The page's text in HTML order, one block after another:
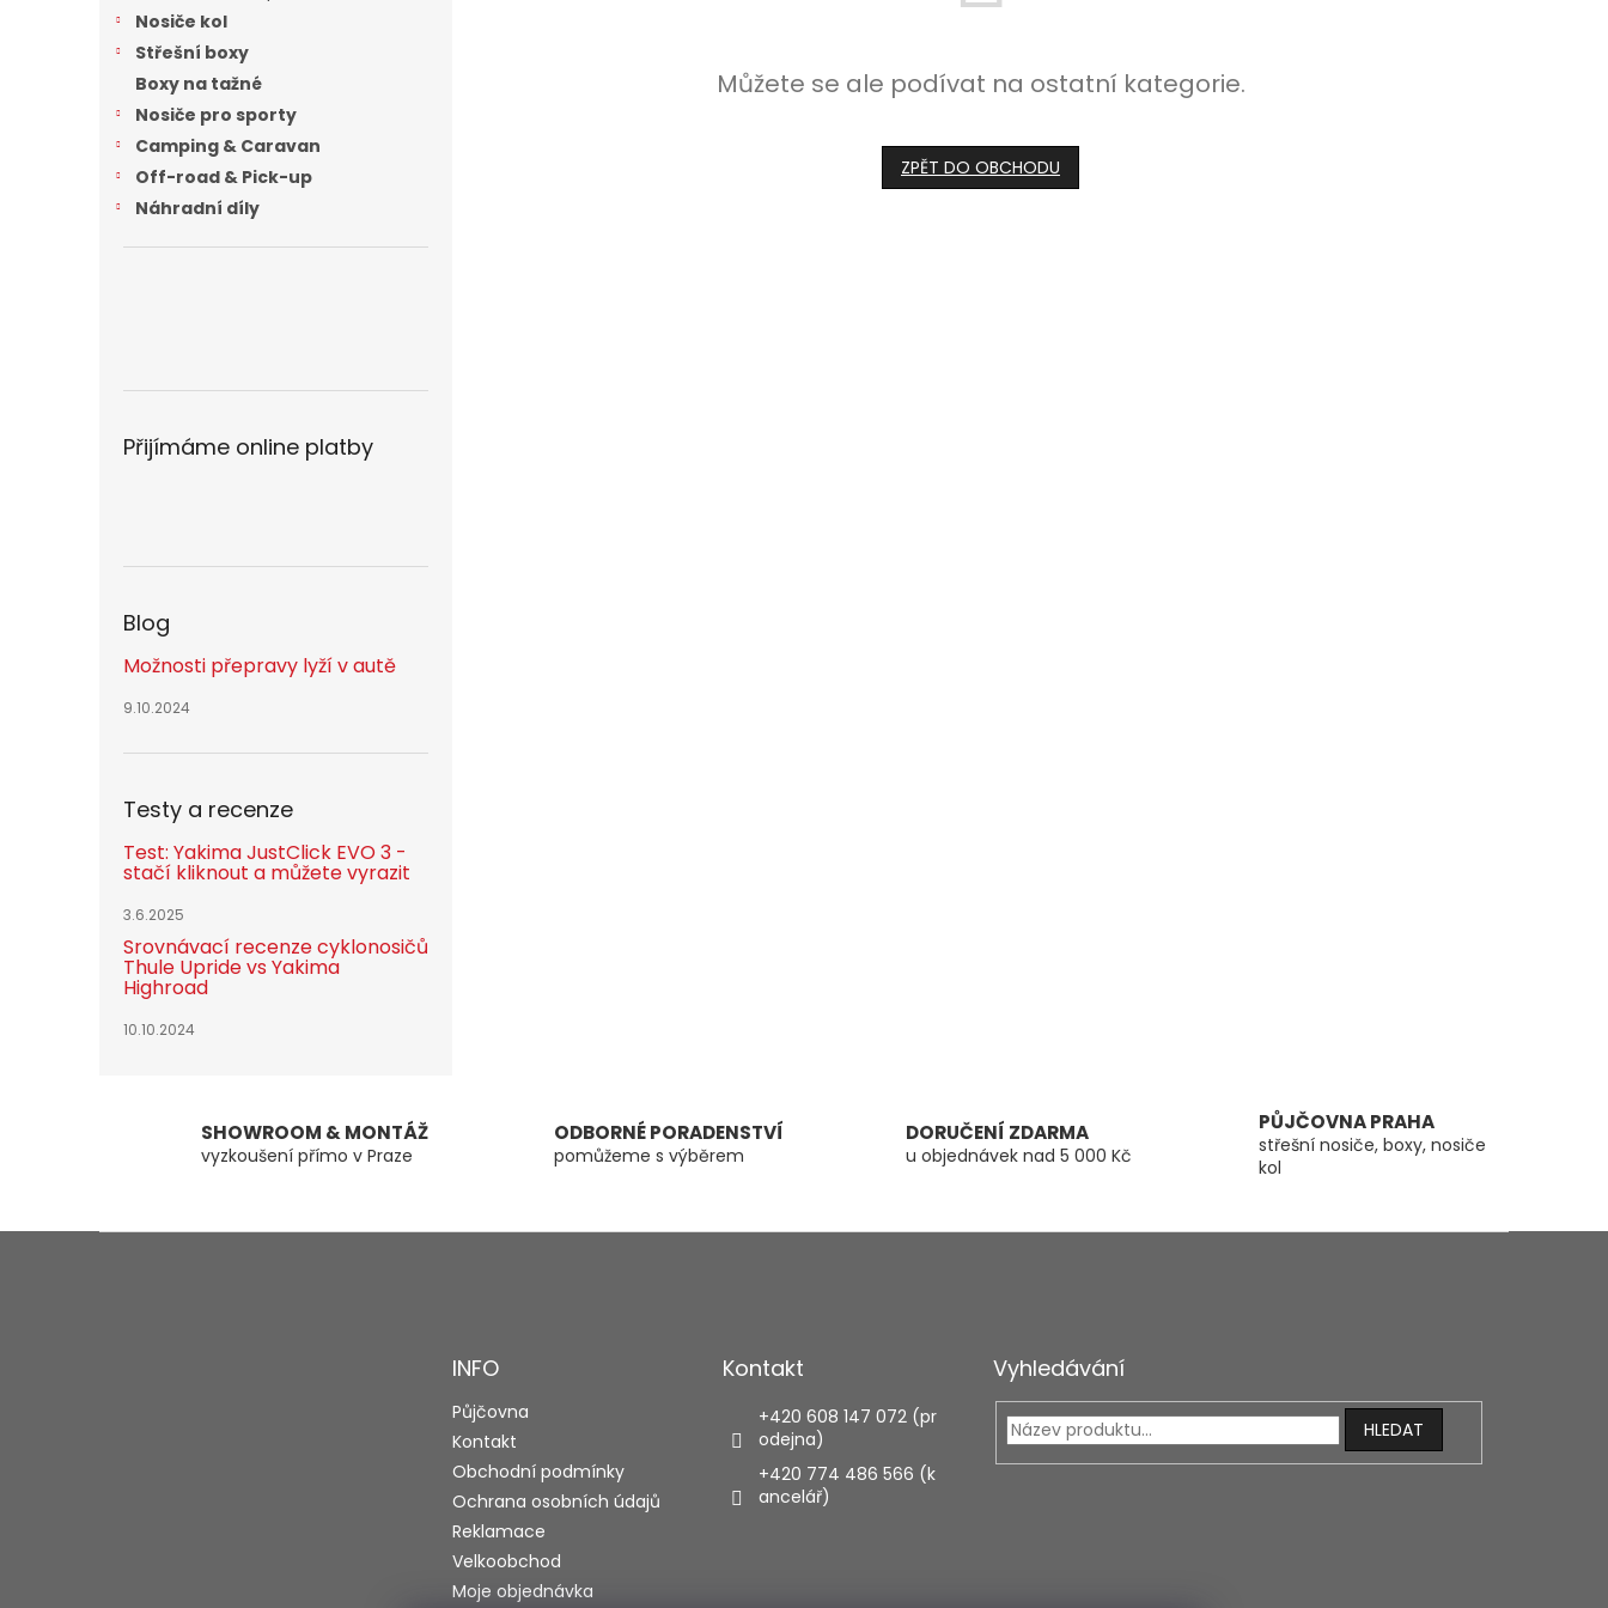
Nosiče kol
Střešní boxy
Boxy na tažné
Nosiče pro sporty
Camping & Caravan
Off-road & Pick-up
Náhradní díly
Přijímáme online platby
Blog
Možnosti přepravy lyží v autě
9.10.2024
Testy a recenze
Test: Yakima JustClick EVO 3 -
stačí kliknout a můžete vyrazit
3.6.2025
Srovnávací recenze cyklonosičů
Thule Upride vs Yakima
Highroad
10.10.2024
Můžete se ale podívat na ostatní kategorie.
ZPĚT DO OBCHODU
SHOWROOM & MONTÁŽ
vyzkoušení přímo v Praze
ODBORNÉ PORADENSTVÍ
pomůžeme s výběrem
DORUČENÍ ZDARMA
u objednávek nad 5 000 Kč
PŮJČOVNA PRAHA
střešní nosiče, boxy, nosiče
kol
INFO
Půjčovna
Kontakt
Obchodní podmínky
Ochrana osobních údajů
Reklamace
Velkoobchod
Moje objednávka
Kontakt
+420 608 147 072 (pr
odejna)
+420 774 486 566 (k
ancelář)
Vyhledávání
HLEDAT